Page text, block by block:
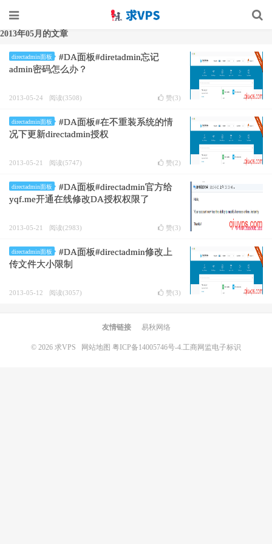
2013年05月的文章
directadmin面板
#DA面板#diretadmin忘记
admin密码怎么办？
2013-05-24 阅读(3508) 赞(3)
directadmin面板
#DA面板#在不重装系统的情
况下更新directadmin授权
2013-05-21 阅读(5747) 赞(2)
directadmin面板
#DA面板#directadmin官方给
yqf.me开通在线修改DA授权权限了
2013-05-21 阅读(2983) 赞(3)
directadmin面板
#DA面板#directadmin修改上
传文件大小限制
2013-05-12 阅读(3057) 赞(3)
友情链接 易秋网络
© 2026 求VPS 网站地图 粤ICP备14005746号-4.工商网监电子标识